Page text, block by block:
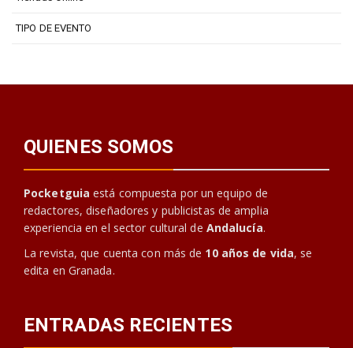
TIPO DE EVENTO
QUIENES SOMOS
Pocketguia está compuesta por un equipo de
redactores, diseñadores y publicistas de amplia
experiencia en el sector cultural de Andalucía.
La revista, que cuenta con más de 10 años de vida, se
edita en Granada.
ENTRADAS RECIENTES